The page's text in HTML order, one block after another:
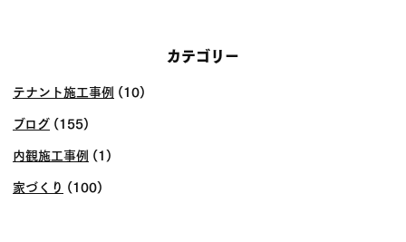
カテゴリー
テナント施工事例 (10)
ブログ (155)
内観施工事例 (1)
家づくり (100)